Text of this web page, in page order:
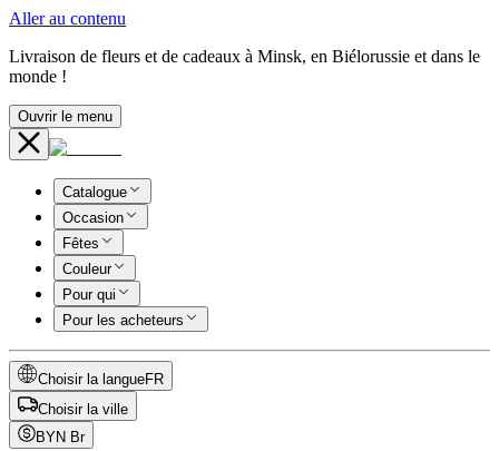
Aller au contenu
Livraison de fleurs et de cadeaux à Minsk, en Biélorussie et dans le
monde !
Ouvrir le menu
Catalogue
Occasion
Fêtes
Couleur
Pour qui
Pour les acheteurs
Choisir la langueFR
Choisir la ville
BYN Br